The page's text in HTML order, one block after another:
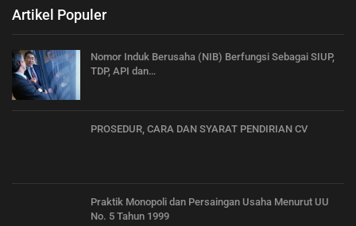
Artikel Populer
Nomor Induk Berusaha (NIB) Berfungsi Sebagai SIUP,
TDP, API dan…
PROSEDUR, CARA DAN SYARAT PENDIRIAN CV
Praktik Monopoli dan Persaingan Usaha Menurut UU
No. 5 Tahun 1999